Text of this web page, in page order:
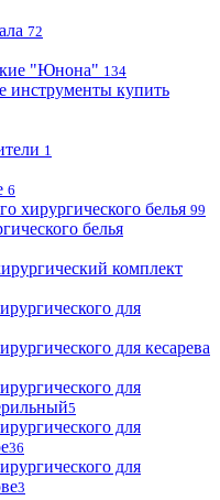
72
"Юнона" 134
инструменты купить
1
6
хирургического белья 99
белья
комплект
для
для кесарева
для
5
для
36
для
3